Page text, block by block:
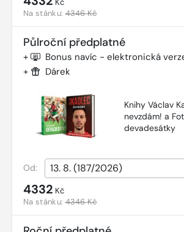
Na stánku:4346 Kč
Půlroční předplatné
+ Bonus navíc - elektronická
+ Dárek
Knihy Václav
nevzdám! a
devadesátky
Od:
4332 Kč
Na stánku:4346 Kč